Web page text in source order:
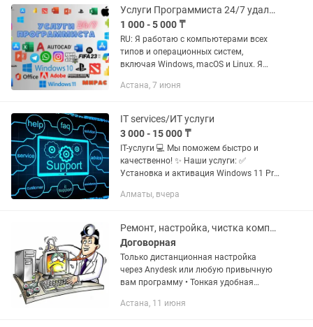
Windows 7, Windows...
Услуги Программиста 24/7 удаленно (word, ворд , office ,windows)
1 000 - 5 000 ₸
RU: Я работаю с компьютерами всех
типов и операционных систем,
включая Windows, macOS и Linux. Я
любые программы, включая
графические...
Астана, 7 июня
IT services/ИТ услуги
3 000 - 15 000 ₸
IT-услуги 💻 Мы поможем быстро и
качественно! ✨ Наши услуги: ✅
Установка и активация Windows 11 Pro
✅ Установка AutoCAD 2022
Алматы, вчера
Ремонт, настройка, чистка компьютеров, ноутбуков. Возможно удаленно.
Договорная
Только дистанционная настройка
через Anydesk или любую привычную
вам программу • Тонкая удобная
7/8/10/11 с сохранениемм
Астана, 11 июня